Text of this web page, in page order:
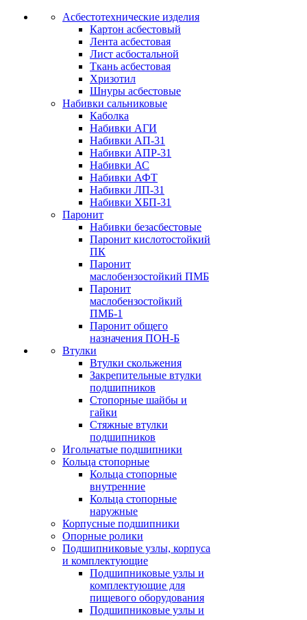
Асбестотехнические изделия
Картон асбестовый
Лента асбестовая
Лист асбостальной
Ткань асбестовая
Хризотил
Шнуры асбестовые
Набивки сальниковые
Каболка
Набивки АГИ
Набивки АП-31
Набивки АПР-31
Набивки АС
Набивки АФТ
Набивки ЛП-31
Набивки ХБП-31
Паронит
Набивки безасбестовые
Паронит кислотостойкий
ПК
Паронит
маслобензостойкий ПМБ
Паронит
маслобензостойкий
ПМБ-1
Паронит общего
назначения ПОН-Б
Втулки
Втулки скольжения
Закрепительные втулки
подшипников
Стопорные шайбы и
гайки
Стяжные втулки
подшипников
Игольчатые подшипники
Кольца стопорные
Кольца стопорные
внутренние
Кольца стопорные
наружные
Корпусные подшипники
Опорные ролики
Подшипниковые узлы, корпуса
и комплектующие
Подшипниковые узлы и
комплектующие для
пищевого оборудования
Подшипниковые узлы и